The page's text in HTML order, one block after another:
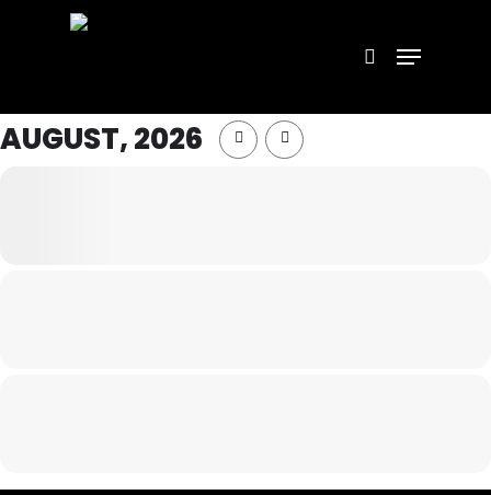
Hit enter to search or ESC to close
AUGUST, 2026